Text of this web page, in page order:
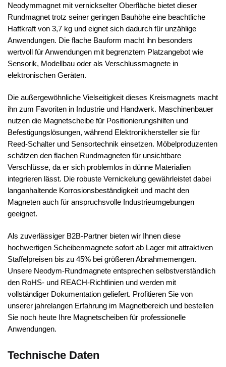
Neodymmagnet mit vernickselter Oberfläche bietet dieser
Rundmagnet trotz seiner geringen Bauhöhe eine beachtliche
Haftkraft von 3,7 kg und eignet sich dadurch für unzählige
Anwendungen. Die flache Bauform macht ihn besonders
wertvoll für Anwendungen mit begrenztem Platzangebot wie
Sensorik, Modellbau oder als Verschlussmagnete in
elektronischen Geräten.
Die außergewöhnliche Vielseitigkeit dieses Kreismagnets macht
ihn zum Favoriten in Industrie und Handwerk. Maschinenbauer
nutzen die Magnetscheibe für Positionierungshilfen und
Befestigungslösungen, während Elektronikhersteller sie für
Reed-Schalter und Sensortechnik einsetzen. Möbelproduzenten
schätzen den flachen Rundmagneten für unsichtbare
Verschlüsse, da er sich problemlos in dünne Materialien
integrieren lässt. Die robuste Vernickelung gewährleistet dabei
langanhaltende Korrosionsbeständigkeit und macht den
Magneten auch für anspruchsvolle Industrieumgebungen
geeignet.
Als zuverlässiger B2B-Partner bieten wir Ihnen diese
hochwertigen Scheibenmagnete sofort ab Lager mit attraktiven
Staffelpreisen bis zu 45% bei größeren Abnahmemengen.
Unsere Neodym-Rundmagnete entsprechen selbstverständlich
den RoHS- und REACH-Richtlinien und werden mit
vollständiger Dokumentation geliefert. Profitieren Sie von
unserer jahrelangen Erfahrung im Magnetbereich und bestellen
Sie noch heute Ihre Magnetscheiben für professionelle
Anwendungen.
Technische Daten